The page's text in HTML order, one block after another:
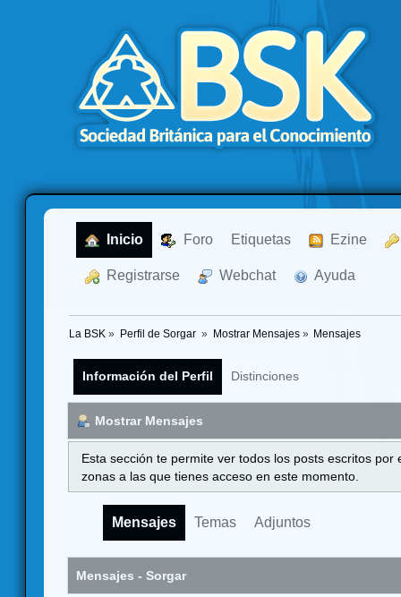
Inicio Foro Etiquetas Ezine
Registrarse Webchat Ayuda
La BSK » Perfil de Sorgar » Mostrar Mensajes» Mensajes
Información del Perfil Distinciones
Mostrar Mensajes
Esta sección te permite ver todos los posts escritos
zonas a las que tienes acceso en este momento.
Mensajes Temas Adjuntos
Mensajes - Sorgar